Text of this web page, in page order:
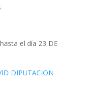
el día 23 DE
DIPUTACION